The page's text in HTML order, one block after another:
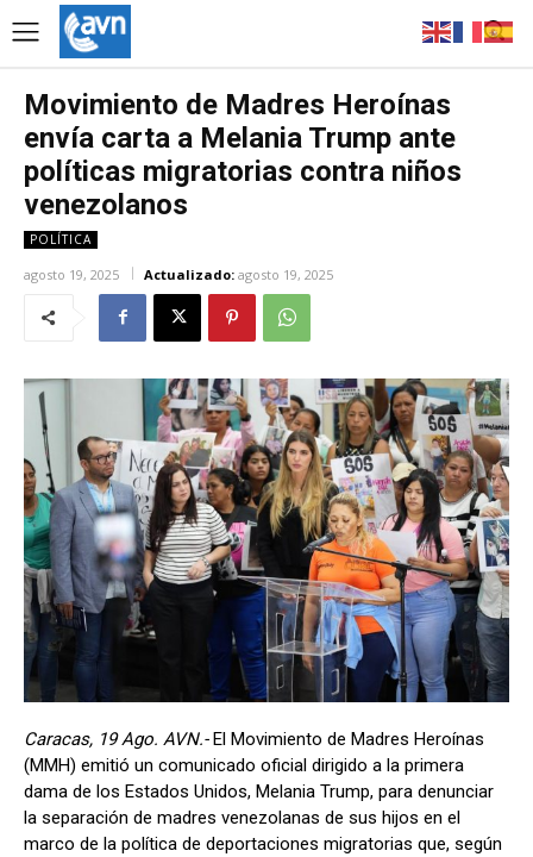
Movimiento de Madres Heroínas
envía carta a Melania Trump ante
políticas migratorias contra niños
venezolanos
POLÍTICA
agosto 19, 2025 Actualizado: agosto 19, 2025
Caracas, 19 Ago. AVN.-El Movimiento de Madres Heroínas
(MMH) emitió un comunicado oficial dirigido a la primera
dama de los Estados Unidos, Melania Trump, para denunciar
la separación de madres venezolanas de sus hijos en el
marco de la política de deportaciones migratorias que, según